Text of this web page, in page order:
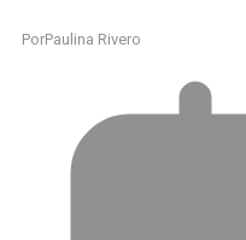
PorPaulina Rivero